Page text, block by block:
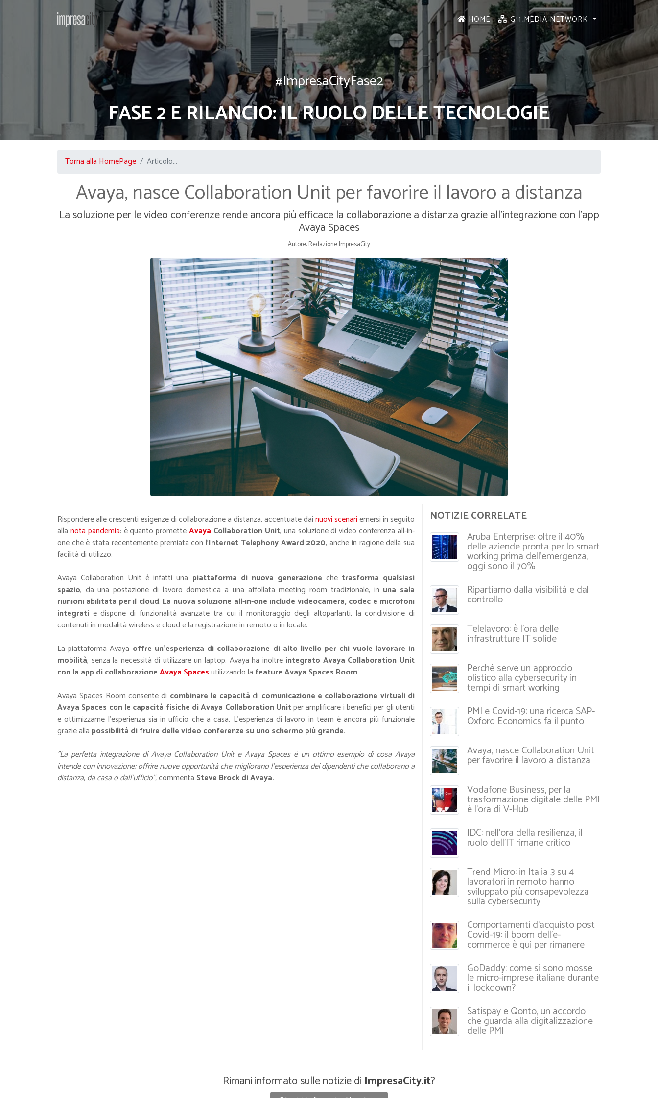
HOME G11 MEDIA NETWORK
#ImpresaCityFase2
FASE 2 E RILANCIO: IL RUOLO DELLE TECNOLOGIE
Torna alla HomePage Articolo...
Avaya, nasce Collaboration Unit per favorire il lavoro a distanza
La soluzione per le video conferenze rende ancora più efficace la collaborazione a distanza grazie all'integrazione con l'app
Avaya Spaces
Autore: Redazione ImpresaCity
Rispondere alle crescenti esigenze di collaborazione a distanza, accentuate dainuovi scenariemersi in seguito
alla nota pandemia: è quanto prometteAvaya Collaboration Unit, una soluzione di video conferenza all-in-
one che è stata recentemente premiata con l’Internet Telephony Award 2020, anche in ragione della sua
facilità di utilizzo.
Avaya Collaboration Unit è infatti una piattaforma di nuova generazione che trasforma qualsiasi
spazio, da una postazione di lavoro domestica a una affollata meeting room tradizionale, in una sala
riunioni abilitata per il cloud. La nuova soluzione all-in-one include videocamera, codec e microfoni
integrati e dispone di funzionalità avanzate tra cui il monitoraggio degli altoparlanti, la condivisione di
contenuti in modalità wireless e cloud e la registrazione in remoto o in locale.
La piattaforma Avaya offre un'esperienza di collaborazione di alto livello per chi vuole lavorare in
mobilità, senza la necessità di utilizzare un laptop. Avaya ha inoltre integrato Avaya Collaboration Unit
con la app di collaborazioneAvaya Spacesutilizzando la feature Avaya Spaces Room.
Avaya Spaces Room consente di combinare le capacità di comunicazione e collaborazione virtuali di
Avaya Spaces con le capacità fisiche di Avaya Collaboration Unitper amplificare i benefici per gli utenti
e ottimizzarne l'esperienza sia in ufficio che a casa. L’esperienza di lavoro in team è ancora più funzionale
grazie alla possibilità di fruire delle video conferenze su uno schermo più grande.
"La perfetta integrazione di Avaya Collaboration Unit e Avaya Spaces è un ottimo esempio di cosa Avaya
intende con innovazione: offrire nuove opportunità che migliorano l'esperienza dei dipendenti che collaborano a
distanza, da casa o dall’ufficio",commenta Steve Brock di Avaya.
NOTIZIE CORRELATE
Aruba Enterprise: oltre il 40%
delle aziende pronta per lo smart
working prima dell’emergenza,
oggi sono il 70%
Ripartiamo dalla visibilità e dal
controllo
Telelavoro: è l’ora delle
infrastrutture IT solide
Perché serve un approccio
olistico alla cybersecurity in
tempi di smart working
PMI e Covid-19: una ricerca SAP-
Oxford Economics fa il punto
Avaya, nasce Collaboration Unit
per favorire il lavoro a distanza
Vodafone Business, per la
trasformazione digitale delle PMI
è l’ora di V-Hub
IDC: nell’ora della resilienza, il
ruolo dell’IT rimane critico
Trend Micro: in Italia 3 su 4
lavoratori in remoto hanno
sviluppato più consapevolezza
sulla cybersecurity
Comportamenti d’acquisto post
Covid-19: il boom dell’e-
commerce è qui per rimanere
GoDaddy: come si sono mosse
le micro-imprese italiane durante
il lockdown?
Satispay e Qonto, un accordo
che guarda alla digitalizzazione
delle PMI
Rimani informato sulle notizie di ImpresaCity.it?